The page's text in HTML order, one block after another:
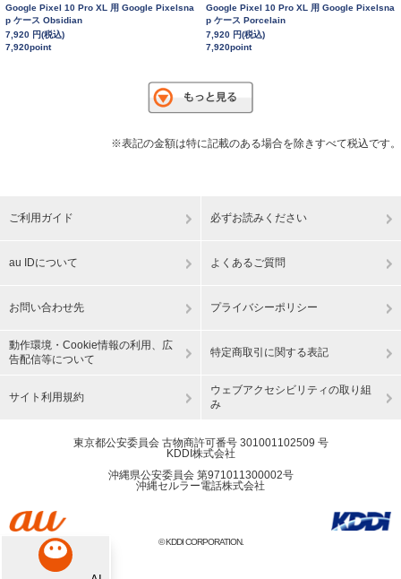
Google Pixel 10 Pro XL 用 Google Pixelsna
p ケース Obsidian
7,920 円(税込)
7,920point
Google Pixel 10 Pro XL 用 Google Pixelsna
p ケース Porcelain
7,920 円(税込)
7,920point
※表記の金額は特に記載のある場合を除きすべて税込です。
ご利用ガイド 必ずお読みください
au IDについて よくあるご質問
お問い合わせ先 プライバシーポリシー
動作環境・Cookie情報の利用、広
告配信等について
特定商取引に関する表記
サイト利用規約
ウェブアクセシビリティの取り組
み
東京都公安委員会 古物商許可番号 301001102509 号
KDDI株式会社
沖縄県公安委員会 第971011300002号
沖縄セルラー電話株式会社
© KDDI CORPORATION.